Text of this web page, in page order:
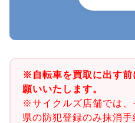
※自転車を買取に出す前
願いいたします。
※サイクルズ店舗では、
県の防犯登録のみ抹消手